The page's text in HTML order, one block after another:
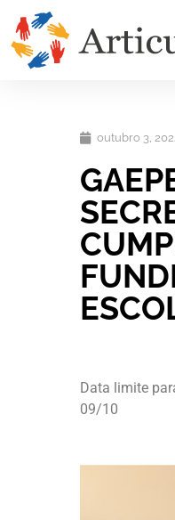
outubro 3,
Data limite
09/10